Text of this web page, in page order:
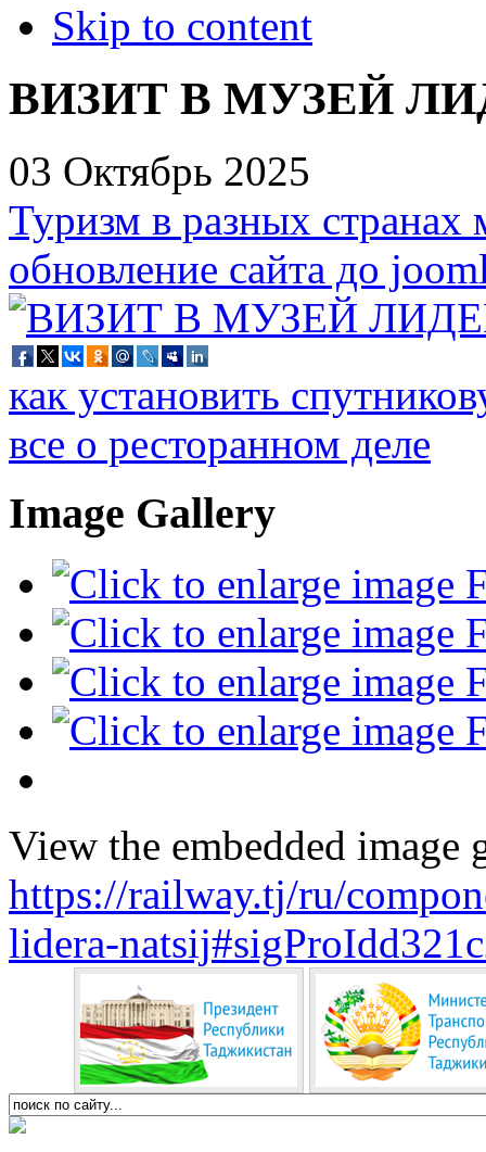
Skip to content
ВИЗИТ В МУЗЕЙ
03 Октябрь 2025
Туризм в разных странах
обновление сайта до
как установить
все о ресторанном деле
Image Gallery
View the embedded image
https://railway.tj/ru/
lidera-